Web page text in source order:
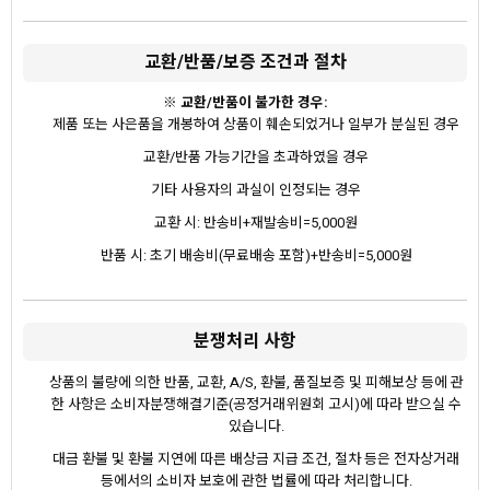
교환/반품/보증 조건과 절차
※ 교환/반품이 불가한 경우:
제품 또는 사은품을 개봉하여 상품이 훼손되었거나 일부가 분실된 경우
교환/반품 가능기간을 초과하였을 경우
기타 사용자의 과실이 인정되는 경우
교환 시: 반송비+재발송비=5,000원
반품 시: 초기 배송비(무료배송 포함)+반송비=5,000원
분쟁처리 사항
상품의 불량에 의한 반품, 교환, A/S, 환불, 품질보증 및 피해보상 등에 관
한 사항은 소비자분쟁해결기준(공정거래위원회 고시)에 따라 받으실 수
있습니다.
대금 환불 및 환불 지연에 따른 배상금 지급 조건, 절차 등은 전자상거래
등에서의 소비자 보호에 관한 법률에 따라 처리합니다.